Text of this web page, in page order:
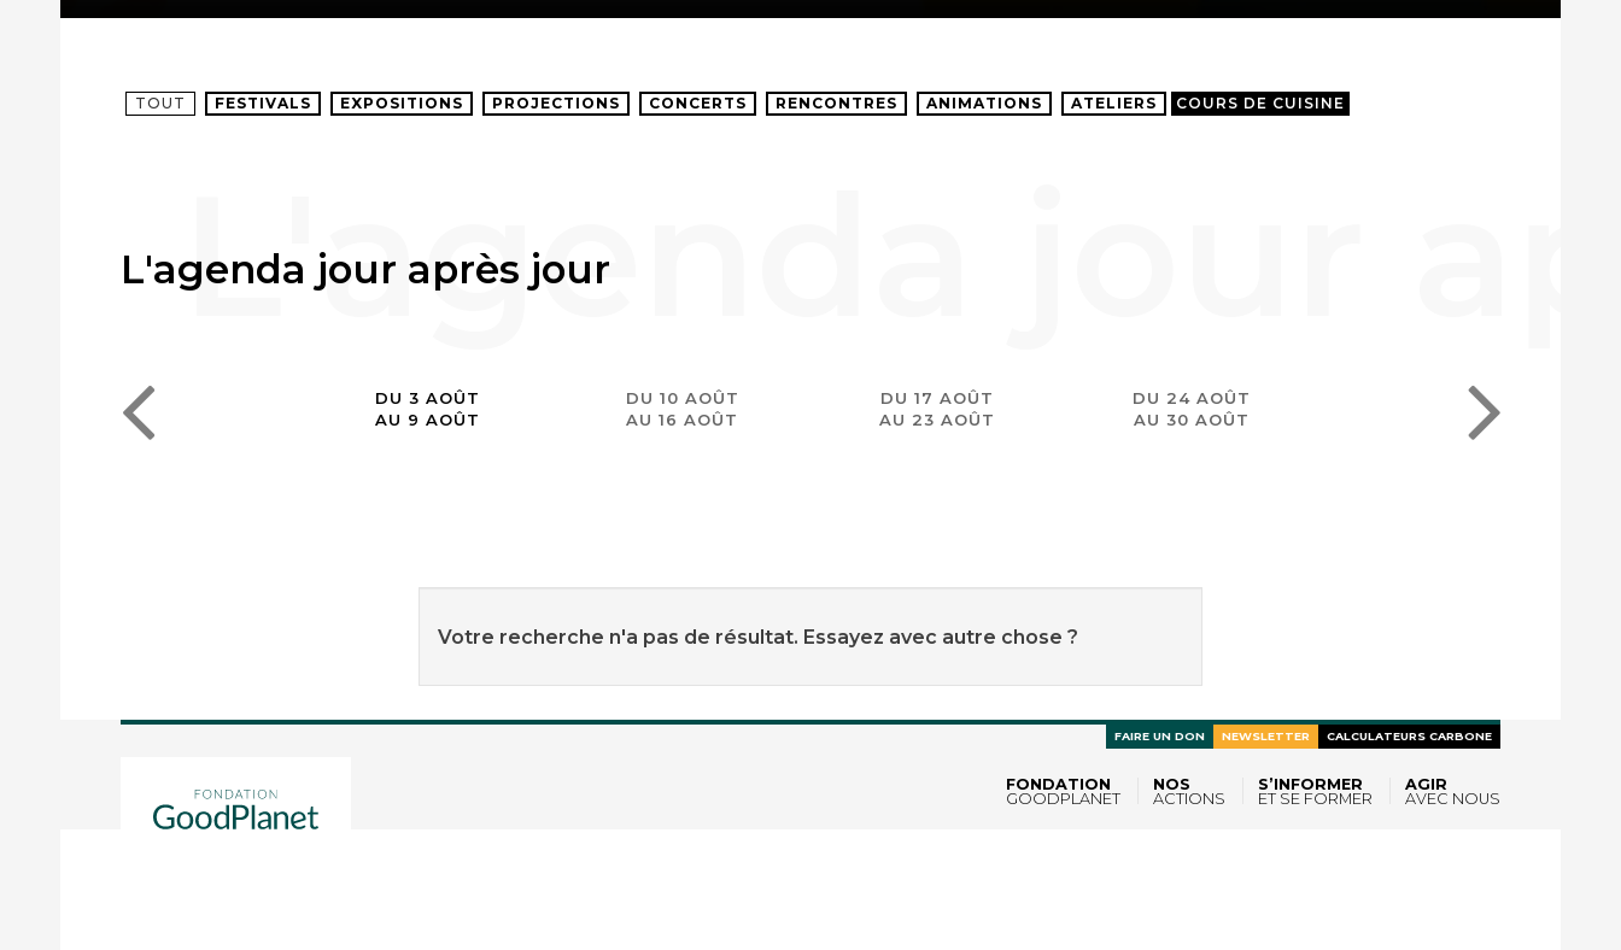
FONDATION
GOODPLANET
NOS
ACTIONS
S’INFORMER
ET SE FORMER
AGIR
AVEC NOUS
FAIRE UN DON NEWSLETTER CALCULATEURS CARBONE
TOUT FESTIVALS EXPOSITIONS PROJECTIONS CONCERTS RENCONTRES ANIMATIONS ATELIERS COURS DE CUISINE
L'agenda jour après jour
DU 3 AOÛT
AU 9 AOÛT
DU 10 AOÛT
AU 16 AOÛT
DU 17 AOÛT
AU 23 AOÛT
DU 24 AOÛT
AU 30 AOÛT
Votre recherche n'a pas de résultat. Essayez avec autre chose ?